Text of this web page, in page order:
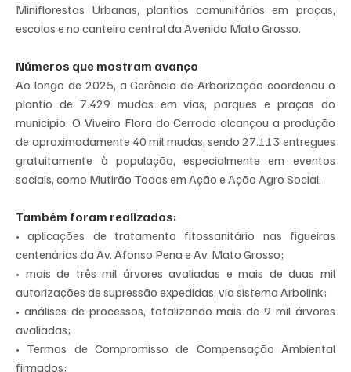
Miniflorestas Urbanas, plantios comunitários em praças,
escolas e no canteiro central da Avenida Mato Grosso.
Números que mostram avanço
Ao longo de 2025, a Gerência de Arborização coordenou o
plantio de 7.429 mudas em vias, parques e praças do
município. O Viveiro Flora do Cerrado alcançou a produção
de aproximadamente 40 mil mudas, sendo 27.113 entregues
gratuitamente à população, especialmente em eventos
sociais, como Mutirão Todos em Ação e Ação Agro Social.
Também foram realizados:
• aplicações de tratamento fitossanitário nas figueiras
centenárias da Av. Afonso Pena e Av. Mato Grosso;
• mais de três mil árvores avaliadas e mais de duas mil
autorizações de supressão expedidas, via sistema Arbolink;
• análises de processos, totalizando mais de 9 mil árvores
avaliadas;
• Termos de Compromisso de Compensação Ambiental
firmados;